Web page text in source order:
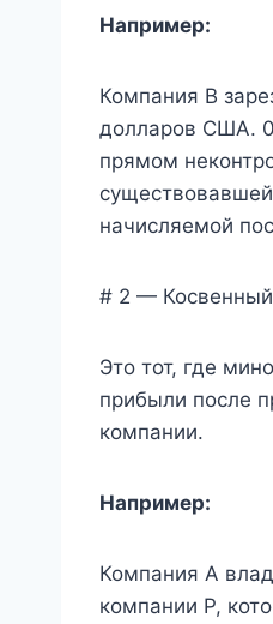
Например:
Компания B
долларов США.
прямом
начисляемой
# 2 — Косвенный
Это тот, где
прибыли после
компании.
Например:
Компания A
компании P,